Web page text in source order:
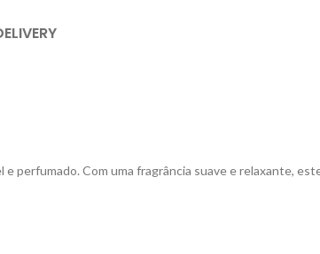
perfumado. Com uma fragrância suave e relaxante,